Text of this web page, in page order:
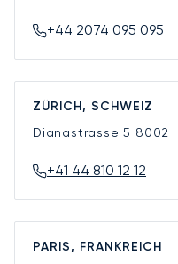
+44 2074 095 095
ZÜRICH, SCHWEIZ
Dianastrasse 5 8002
+41 44 810 12 12
PARIS, FRANKREICH